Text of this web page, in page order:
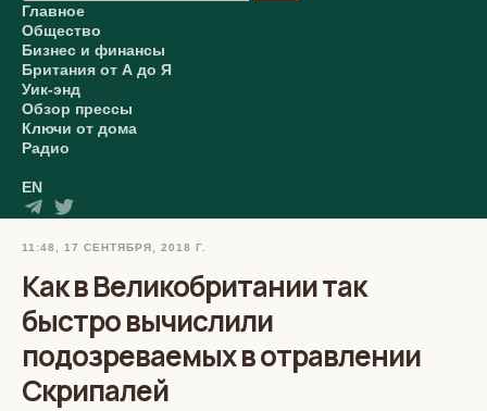
Главное
Общество
Бизнес и финансы
Британия от А до Я
Уик-энд
Обзор прессы
Ключи от дома
Радио
EN
11:48, 17 СЕНТЯБРЯ, 2018 Г.
Как в Великобритании так
быстро вычислили
подозреваемых в отравлении
Скрипалей